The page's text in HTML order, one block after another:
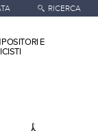
RICERCA
E